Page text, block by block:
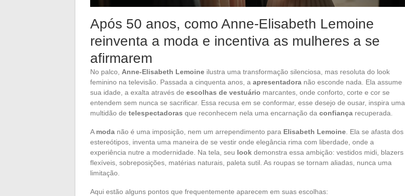
Após 50 anos, como Anne-Elisabeth Lemoine
reinventa a moda e incentiva as mulheres a se
afirmarem
No palco, Anne-Elisabeth Lemoine ilustra uma transformação silenciosa, mas resoluta do look
feminino na televisão. Passada a cinquenta anos, a apresentadora não esconde nada. Ela assume
sua idade, a exalta através de escolhas de vestuário marcantes, onde conforto, corte e cor se
entendem sem nunca se sacrificar. Essa recusa em se conformar, esse desejo de ousar, inspira uma
multidão de telespectadoras que reconhecem nela uma encarnação da confiança recuperada.
A moda não é uma imposição, nem um arrependimento para Elisabeth Lemoine . Ela se afasta dos
estereótipos, inventa uma maneira de se vestir onde elegância rima com liberdade, onde a
experiência nutre a modernidade. Na tela, seu look demonstra essa ambição: vestidos midi, blazers
flexíveis, sobreposições, matérias naturais, paleta sutil. As roupas se tornam aliadas, nunca uma
limitação.
Aqui estão alguns pontos que frequentemente aparecem em suas escolhas: